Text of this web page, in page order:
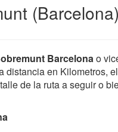
Barcelonao
en Kilometros,
de la ruta a seguir o